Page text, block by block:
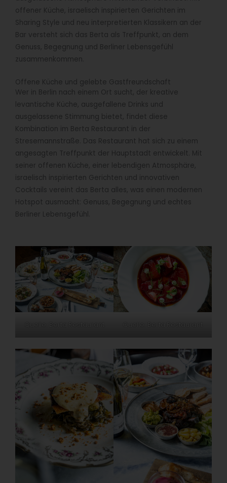
offener Küche, israelisch inspirierten Gerichten im
Sharing Style und neu interpretierten Klassikern an der
Bar versteht sich das Berta als Treffpunkt, an dem
Genuss, Begegnung und Berliner Lebensgefühl
zusammenkommen.
Offene Küche und gelebte Gastfreundschaft
Wer in Berlin nach einem Ort sucht, der kreative
levantische Küche, ausgefallene Drinks und
ausgelassene Stimmung bietet, findet diese
Kombination im Berta Restaurant in der
Stresemannstraße. Das Restaurant hat sich zu einem
angesagten Treffpunkt der Hauptstadt entwickelt. Mit
seiner offenen Küche, einer lebendigen Atmosphäre,
israelisch inspirierten Gerichten und innovativen
Cocktails vereint das Berta alles, was einen modernen
Hotspot ausmacht: Genuss, Begegnung und echtes
Berliner Lebensgefühl.
Quelle: Berta Restaurant Quelle: Berta Restaurant